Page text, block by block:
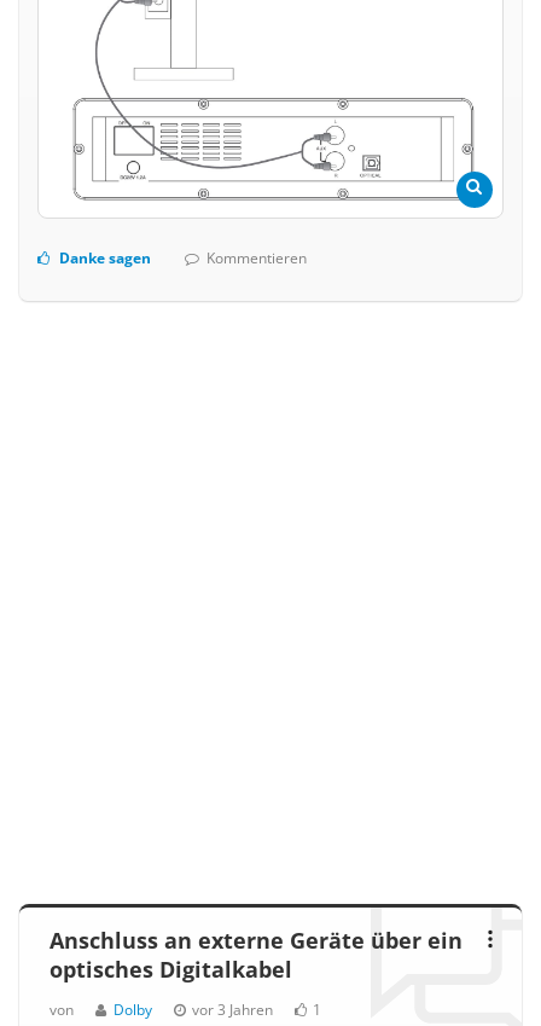
Danke sagen Kommentieren
Anschluss an externe Geräte über ein
optisches Digitalkabel
von Dolby vor 3 Jahren 1